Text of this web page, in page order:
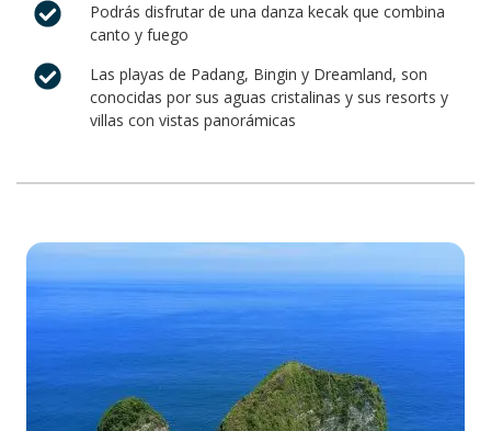
Podrás disfrutar de una danza kecak que combina
canto y fuego
Las playas de Padang, Bingin y Dreamland, son
conocidas por sus aguas cristalinas y sus resorts y
villas con vistas panorámicas